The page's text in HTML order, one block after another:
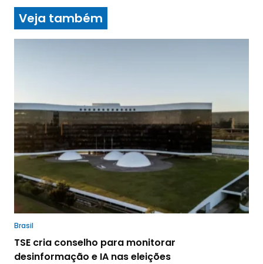
Veja também
Brasil
TSE cria conselho para monitorar
desinformação e IA nas eleições